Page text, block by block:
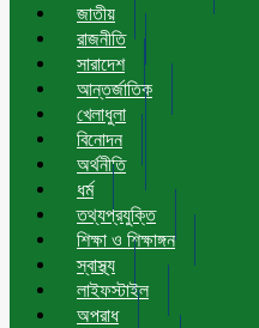
জাতীয়
রাজনীতি
সারাদেশ
আন্তর্জাতিক
খেলাধুলা
বিনোদন
অর্থনীতি
ধর্ম
তথ্যপ্রযুক্তি
শিক্ষা ও শিক্ষাঙ্গন
স্বাস্থ্য
লাইফস্টাইল
অপরাধ